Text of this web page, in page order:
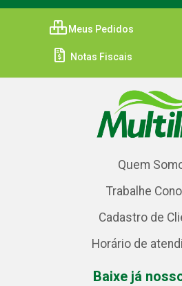
Meus Pedidos
Notas Fiscais
Quem
Trabalhe
Cadastro de
Horário de
Baixe já